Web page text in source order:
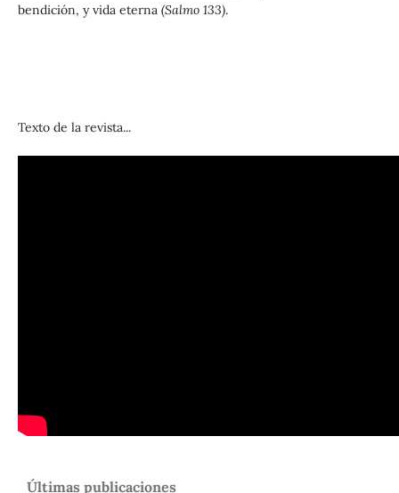
bendición, yvida eterna (Salmo 133).
Texto de la revista...
Últimas publicaciones